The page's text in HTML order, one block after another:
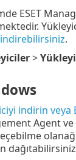
ESET
indirebilirsiniz.
>
indirin veya
Agent ve